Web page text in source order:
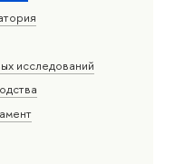
исследований